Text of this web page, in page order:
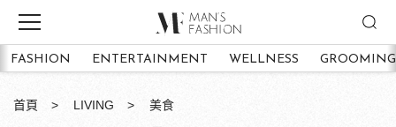
FASHION ENTERTAINMENT WELLNESS GROOMING
首頁 LIVING 美食